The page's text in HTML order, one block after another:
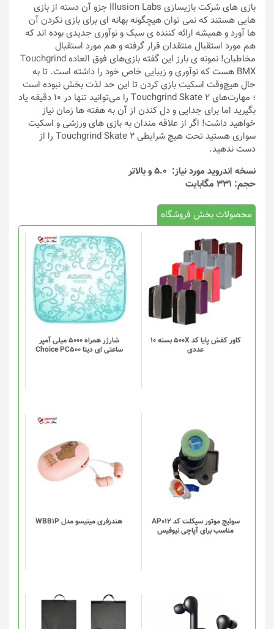
بازی های شرکت بازیسازی Illusion Labs جزو آن دسته از بازی
هایی هستند که نمی توان هیچگونه بهانه ای برای بازی نکردن آن
ها آورد و همیشه ارائه کننده ی سبک و نوآوری جدیدی بوده اند که
هم مورد استقبال منتقدان قرار گرفته و هم مورد استقبال
مخاطبان! نمونه ی بارز این گفته بازی‌های فوق العاده Touchgrind
BMX هست که نوآوری و زیبایی خاص خود را داشته‌ است. تا به
حال هیچ‌وقت اسکیت بازی کردن تا این حد لذت بخش نبوده است
؛ مهارت‌های Touchgrind Skate 2 را می‌توانید تنها در 10 دقیقه یاد
بگیرید اما برای جدایی و دل کندن از آن به هفته ها زمان نیاز
خواهید داشت! اگر از علاقه مندان به بازی های ورزشی و اسکیت
سواری هستید تحت هیچ شرایطی Touchgrind Skate 2 را از
دست ندهید.
نسخه اندروید مورد نیاز: 5.0 و بالاتر
حجم: 331 مگابایت
محصولات بخش فروشگاه
کاور کفش پایا کد 500X بسته 10
عددی
شارژر همراه 5000 میلی آمپر
ساعتی ای دیتا Choice PC500
سوئیچ موتور سیکلت کد AP012
مناسب برای آپاچی نیوفیس
هندزفری مینیسو مدل WBB1P
این